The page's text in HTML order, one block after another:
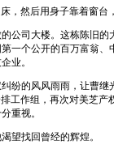
然后用身子靠着窗台
司大楼。这栋陈旧的
一个公开的百万富翁
业。
的风风雨雨，让曹继
工作组，再次对美芝产
重视。
找回曾经的辉煌。